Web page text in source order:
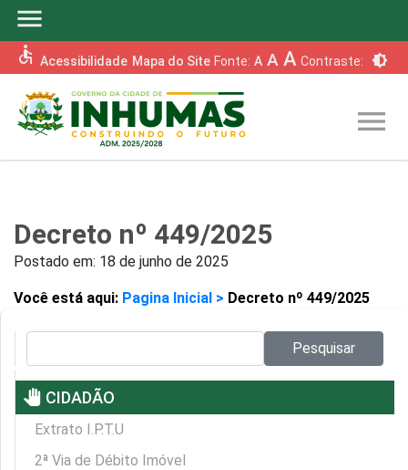
menu
accessible Acessibilidade Mapa do Site Fonte: A A A Contraste: brightness_6
menu
Decreto nº 449/2025
Postado em: 18 de junho de 2025
Você está aqui: Pagina Inicial > Decreto nº 449/2025
Pesquisar
pan_tool CIDADÃO
Extrato I.P.T.U
2ª Via de Débito Imóvel